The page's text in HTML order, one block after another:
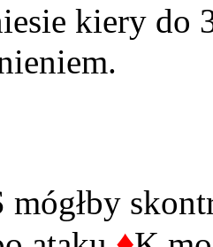
kiery do
mógłby